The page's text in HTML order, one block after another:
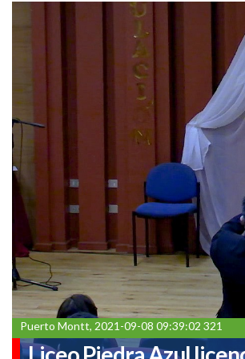
Puerto Montt, 2021-09-08 09:39:02 321